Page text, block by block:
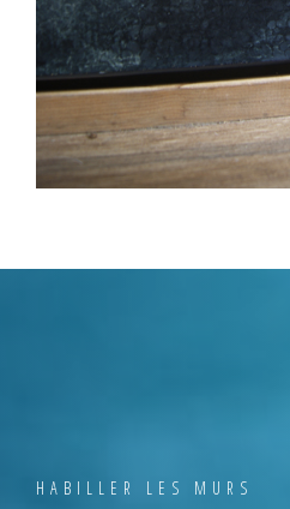
HABILLER LES MURS